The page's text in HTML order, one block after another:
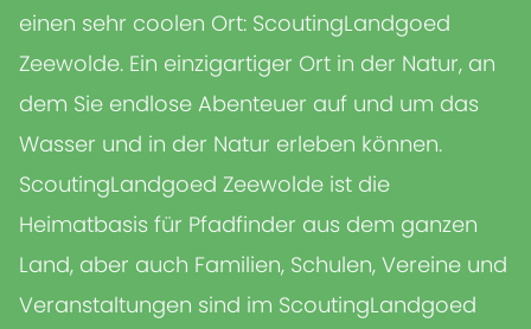
einen sehr coolen Ort: ScoutingLandgoed
Zeewolde. Ein einzigartiger Ort in der Natur, an
dem Sie endlose Abenteuer auf und um das
Wasser und in der Natur erleben können.
ScoutingLandgoed Zeewolde ist die
Heimatbasis für Pfadfinder aus dem ganzen
Land, aber auch Familien, Schulen, Vereine und
Veranstaltungen sind im ScoutingLandgoed